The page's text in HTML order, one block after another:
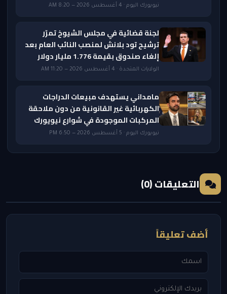
نيويورك اليوم · 4 أغسطس 2026 — 8:20 AM
لجنة قضائية في مجلس الشيوخ تمرّر
ترشيح تود بلانش لمنصب النائب العام بعد
إلغاء صندوق بقيمة 1.776 مليار دولار
الولايات المتحدة · 4 أغسطس 2026 — 11:20 AM
مامداني يستهدف مبيعات الدراجات
الكهربائية غير القانونية من دون ملاحقة
المركبات الموجودة في شوارع نيويورك
نيويورك اليوم · 5 أغسطس 2026 — 6:50 PM
التعليقات (0)
أضف تعليقاً